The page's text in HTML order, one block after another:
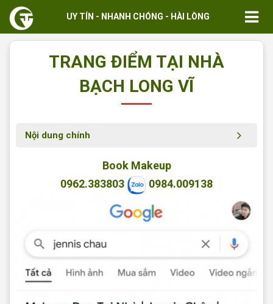
UY TÍN - NHANH CHÓNG - HÀI LÒNG
TRANG ĐIỂM TẠI NHÀ
BẠCH LONG VĨ
Nội dung chính
Book Makeup
0962.383803
0984.009138